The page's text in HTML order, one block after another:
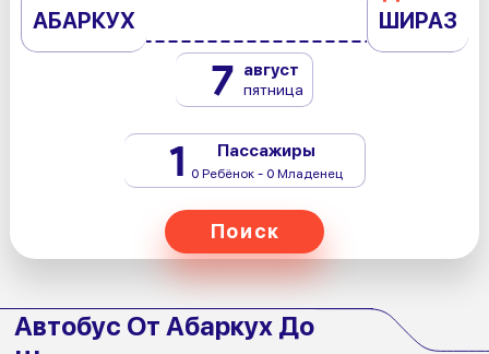
АБАРКУХ
ШИРАЗ
7 август
пятница
1 Пассажиры
0 Ребёнок - 0 Младенец
Поиск
Автобус От Абаркух До